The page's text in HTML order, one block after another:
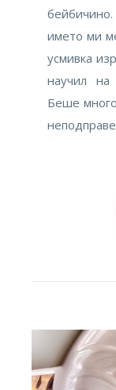
името ми
усмивка
научил на
Беше